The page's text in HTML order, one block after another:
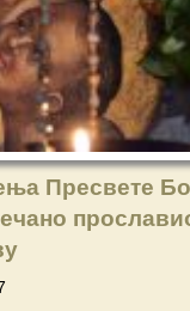
Пресвете